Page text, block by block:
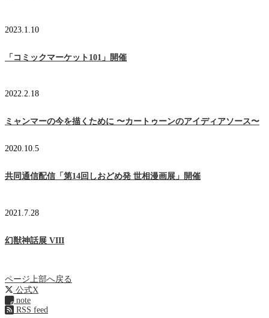
2023.1.10
「コミックマーケット101」開催
2022.2.18
ミャンマーの今を描くために 〜カートゥーンのアイディアソース〜
2020.10.5
共同通信配信「第14回しおどめ発 世相漫画展」開催
2021.7.28
幻獣神話展 VIII
ページ上部へ戻る
公式X
note
RSS feed